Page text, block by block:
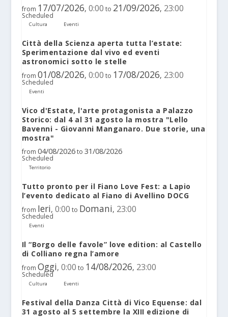
from 17/07/2026, 0:00 to 21/09/2026, 23:00
Scheduled
Cultura Eventi
Città della Scienza aperta tutta l’estate:
Sperimentazione dal vivo ed eventi
astronomici sotto le stelle
from 01/08/2026, 0:00 to 17/08/2026, 23:00
Scheduled
Eventi
Vico d'Estate, l'arte protagonista a Palazzo
Storico: dal 4 al 31 agosto la mostra "Lello
Bavenni - Giovanni Manganaro. Due storie, una
mostra"
from 04/08/2026 to 31/08/2026
Scheduled
Territorio
Tutto pronto per il Fiano Love Fest: a Lapio
l’evento dedicato al Fiano di Avellino DOCG
from Ieri, 0:00 to Domani, 23:00
Scheduled
Eventi
Il “Borgo delle favole” love edition: al Castello
di Colliano regna l’amore
from Oggi, 0:00 to 14/08/2026, 23:00
Scheduled
Cultura Eventi
Festival della Danza Città di Vico Equense: dal
31 agosto al 5 settembre la XIII edizione di